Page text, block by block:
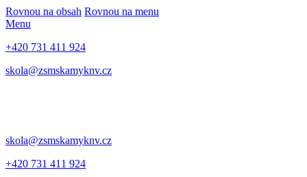
Rovnou na obsah Rovnou na menu
Menu
+420 731 411 924
skola@zsmskamyknv.cz
skola@zsmskamyknv.cz
+420 731 411 924